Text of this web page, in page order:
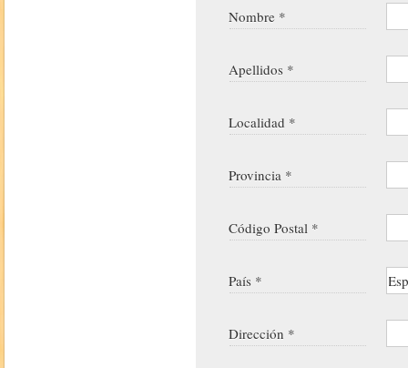
Nombre *
Apellidos *
Localidad *
Provincia *
Código Postal *
País *
Dirección *